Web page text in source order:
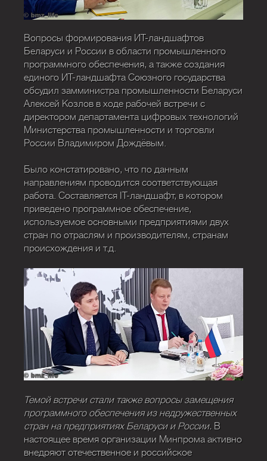
Вопросы формирования ИТ-ландшафтов
Беларуси и России в области промышленного
программного обеспечения, а также создания
единого ИТ-ландшафта Союзного государства
обсудил замминистра промышленности Беларуси
Алексей Козлов в ходе рабочей встречи с
директором департамента цифровых технологий
Министерства промышленности и торговли
России Владимиром Дождёвым.
Было констатировано, что по данным
направлениям проводится соответствующая
работа. Составляется IT-ландшафт, в котором
приведено программное обеспечение,
используемое основными предприятиями двух
стран по отраслям и производителям, странам
происхождения и т.д.
Темой встречи стали также вопросы замещения
программного обеспечения из недружественных
стран на предприятиях Беларуси и России. В
настоящее время организации Минпрома активно
внедряют отечественное и российское